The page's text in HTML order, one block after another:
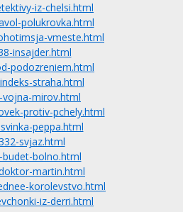
iz-chelsi.html
polukrovka.html
vmeste.html
insajder.html
podozreniem.html
straha.html
vojna-mirov.html
protiv-pchely.html
peppa.html
svjaz.html
budet-bolno.html
martin.html
korolevstvo.html
iz-derri.html